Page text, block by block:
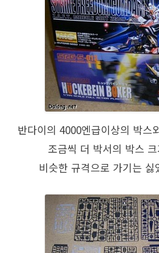
반다이의 4000엔급이상의 박스
조금씩 더 박서의 박스
비슷한 규격으로 가기는